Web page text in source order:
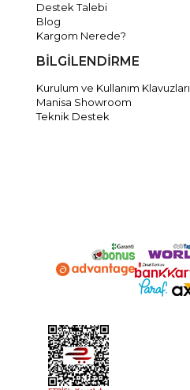
Destek Talebi
Blog
Kargom Nerede?
BİLGİLENDİRME
Kurulum ve Kullanım Klavuzları
Manisa Showroom
Teknik Destek